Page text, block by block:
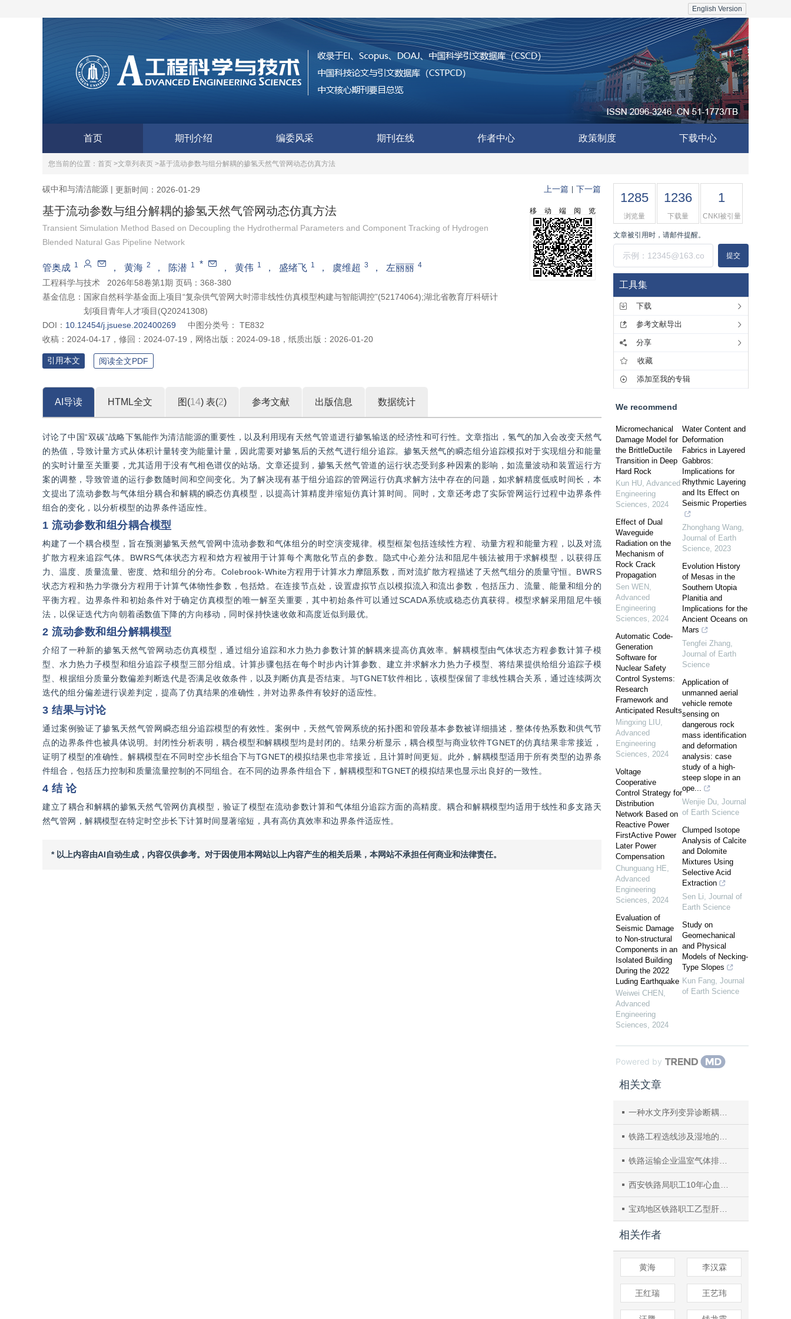
English Version
首页 期刊介绍 编委风采 期刊在线 作者中心 政策制度 下载中心
您当前的位置： 首页 >文章列表页 >基于流动参数与组分解耦的掺氢天然气管网动态仿真方法
碳中和与清洁能源 | 更新时间：2026-01-29 上一篇 下一篇
基于流动参数与组分解耦的掺氢天然气管网动态仿真方法
Transient Simulation Method Based on Decoupling the Hydrothermal Parameters and Component Tracking of Hydrogen
Blended Natural Gas Pipeline Network
管奥成 1 ， 黄海 2 ， 陈潜 1 * ， 黄伟 1 ， 盛绪飞 1 ， 虞维超 3 ， 左丽丽 4
工程科学与技术
2026年58卷第1期 页码：368-380
基金信息： 国家自然科学基金面上项目“复杂供气管网大时滞非线性仿真模型构建与智能调控”(52174064);湖北省教育厅科研计
划项目青年人才项目(Q20241308)
DOI： 10.12454/j.jsuese.202400269 中图分类号：
TE832
收稿： 2024-04-17 ， 修回： 2024-07-19 ， 网络出版： 2024-09-18 ， 纸质出版： 2026-01-20
移动端阅览
引用本文 阅读全文PDF
AI导读 HTML全文 图(14) 表(2) 参考文献 出版信息 数据统计
讨论了中国“双碳”战略下氢能作为清洁能源的重要性，以及利用现有天然气管道进行掺氢输送的经济性和可行性。文章指出，氢气的加入会改变天然气
的热值，导致计量方式从体积计量转变为能量计量，因此需要对掺氢后的天然气进行组分追踪。掺氢天然气的瞬态组分追踪模拟对于实现组分和能量
的实时计量至关重要，尤其适用于没有气相色谱仪的站场。文章还提到，掺氢天然气管道的运行状态受到多种因素的影响，如流量波动和装置运行方
案的调整，导致管道的运行参数随时间和空间变化。为了解决现有基于组分追踪的管网运行仿真求解方法中存在的问题，如求解精度低或时间长，本
文提出了流动参数与气体组分耦合和解耦的瞬态仿真模型，以提高计算精度并缩短仿真计算时间。同时，文章还考虑了实际管网运行过程中边界条件
组合的变化，以分析模型的边界条件适应性。
1 流动参数和组分耦合模型
构建了一个耦合模型，旨在预测掺氢天然气管网中流动参数和气体组分的时空演变规律。模型框架包括连续性方程、动量方程和能量方程，以及对流
扩散方程来追踪气体。BWRS气体状态方程和焓方程被用于计算每个离散化节点的参数。隐式中心差分法和阻尼牛顿法被用于求解模型，以获得压
力、温度、质量流量、密度、焓和组分的分布。Colebrook-White方程用于计算水力摩阻系数，而对流扩散方程描述了天然气组分的质量守恒。BWRS
状态方程和热力学微分方程用于计算气体物性参数，包括焓。在连接节点处，设置虚拟节点以模拟流入和流出参数，包括压力、流量、能量和组分的
平衡方程。边界条件和初始条件对于确定仿真模型的唯一解至关重要，其中初始条件可以通过SCADA系统或稳态仿真获得。模型求解采用阻尼牛顿
法，以保证迭代方向朝着函数值下降的方向移动，同时保持快速收敛和高度近似到最优。
2 流动参数和组分解耦模型
介绍了一种新的掺氢天然气管网动态仿真模型，通过组分追踪和水力热力参数计算的解耦来提高仿真效率。解耦模型由气体状态方程参数计算子模
型、水力热力子模型和组分追踪子模型三部分组成。计算步骤包括在每个时步内计算参数、建立并求解水力热力子模型、将结果提供给组分追踪子模
型、根据组分质量分数偏差判断迭代是否满足收敛条件，以及判断仿真是否结束。与TGNET软件相比，该模型保留了非线性耦合关系，通过连续两次
迭代的组分偏差进行误差判定，提高了仿真结果的准确性，并对边界条件有较好的适应性。
3 结果与讨论
通过案例验证了掺氢天然气管网瞬态组分追踪模型的有效性。案例中，天然气管网系统的拓扑图和管段基本参数被详细描述，整体传热系数和供气节
点的边界条件也被具体说明。封闭性分析表明，耦合模型和解耦模型均是封闭的。结果分析显示，耦合模型与商业软件TGNET的仿真结果非常接近，
证明了模型的准确性。解耦模型在不同时空步长组合下与TGNET的模拟结果也非常接近，且计算时间更短。此外，解耦模型适用于所有类型的边界条
件组合，包括压力控制和质量流量控制的不同组合。在不同的边界条件组合下，解耦模型和TGNET的模拟结果也显示出良好的一致性。
4 结 论
建立了耦合和解耦的掺氢天然气管网仿真模型，验证了模型在流动参数计算和气体组分追踪方面的高精度。耦合和解耦模型均适用于线性和多支路天
然气管网，解耦模型在特定时空步长下计算时间显著缩短，具有高仿真效率和边界条件适应性。
* 以上内容由AI自动生成，内容仅供参考。对于因使用本网站以上内容产生的相关后果，本网站不承担任何商业和法律责任。
1285
浏览量
1236
下载量
1
CNKI被引量
文章被引用时，请邮件提醒。
提交
工具集
下载
参考文献导出
分享
收藏
添加至我的专辑
We recommend
Micromechanical
Damage Model for
the BrittleDuctile
Transition in Deep
Hard Rock
Kun HU, Advanced
Engineering
Sciences, 2024
Effect of Dual
Waveguide
Radiation on the
Mechanism of
Rock Crack
Propagation
Sen WEN ,
Advanced
Engineering
Sciences, 2024
Automatic Code-
Generation
Software for
Nuclear Safety
Control Systems:
Research
Framework and
Anticipated Results
Mingxing LIU,
Advanced
Engineering
Sciences, 2024
Voltage
Cooperative
Control Strategy for
Distribution
Network Based on
Reactive Power
FirstActive Power
Later Power
Compensation
Chunguang HE,
Advanced
Engineering
Sciences, 2024
Evaluation of
Seismic Damage
to Non-structural
Components in an
Isolated Building
During the 2022
Luding Earthquake
Weiwei CHEN ,
Advanced
Engineering
Sciences, 2024
Water Content and
Deformation
Fabrics in Layered
Gabbros:
Implications for
Rhythmic Layering
and Its Effect on
Seismic Properties
Zhonghang Wang,
Journal of Earth
Science, 2023
Evolution History
of Mesas in the
Southern Utopia
Planitia and
Implications for the
Ancient Oceans on
Mars
Tengfei Zhang,
Journal of Earth
Science
Application of
unmanned aerial
vehicle remote
sensing on
dangerous rock
mass identification
and deformation
analysis: case
study of a high-
steep slope in an
ope...
Wenjie Du, Journal
of Earth Science
Clumped Isotope
Analysis of Calcite
and Dolomite
Mixtures Using
Selective Acid
Extraction
Sen Li, Journal of
Earth Science
Study on
Geomechanical
and Physical
Models of Necking-
Type Slopes
Kun Fang, Journal
of Earth Science
Powered by
相关文章
一种水文序列变异诊断耦合模型及其应用
铁路工程选线涉及湿地的法规政策解读及解决对策
铁路运输企业温室气体排放量核算方法探讨
西安铁路局职工10年心血管病发病的危险评估
宝鸡地区铁路职工乙型肝炎病毒感染及疫苗接种状况调查
相关作者
黄海 李汉霖
王红瑞 王艺玮